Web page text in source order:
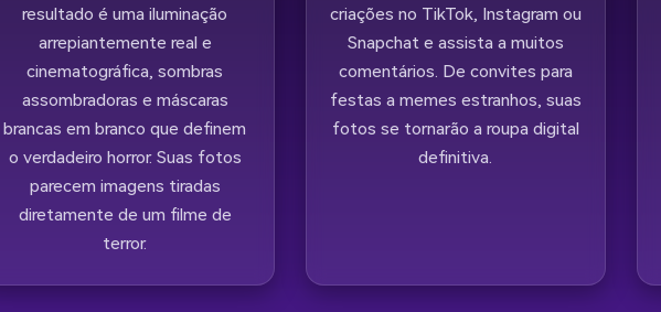
resultado é uma iluminação
arrepiantemente real e
cinematográfica, sombras
assombradoras e máscaras
brancas em branco que definem
o verdadeiro horror. Suas fotos
parecem imagens tiradas
diretamente de um filme de
terror.
criações no TikTok, Instagram ou
Snapchat e assista a muitos
comentários. De convites para
festas a memes estranhos, suas
fotos se tornarão a roupa digital
definitiva.